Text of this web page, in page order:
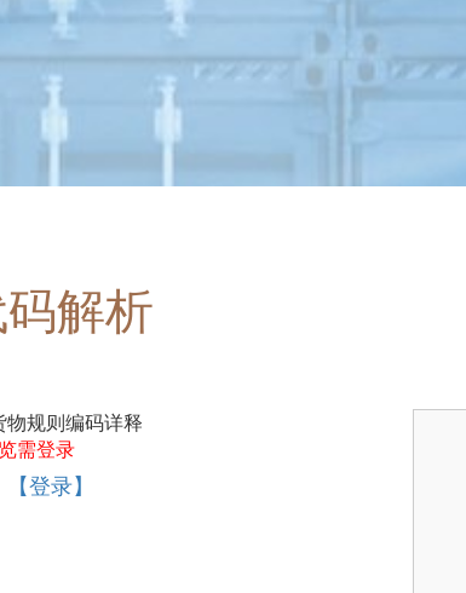
解析
规则编码详释
需登录
【登录】